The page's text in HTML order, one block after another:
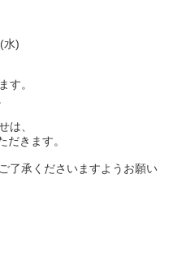
水)
す。
は、
きます。
了承くださいますようお願い